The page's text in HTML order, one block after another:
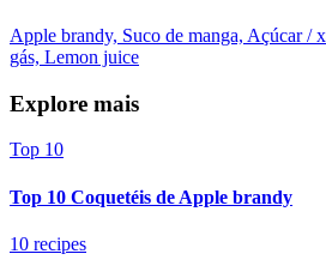
Apple brandy, Suco de manga, Açúcar /
gás, Lemon juice
Explore mais
Top 10
Top 10 Coquetéis de Apple brandy
10 recipes